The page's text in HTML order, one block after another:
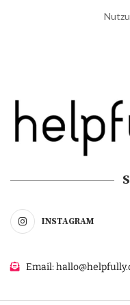
INSTAGRAM
Email: